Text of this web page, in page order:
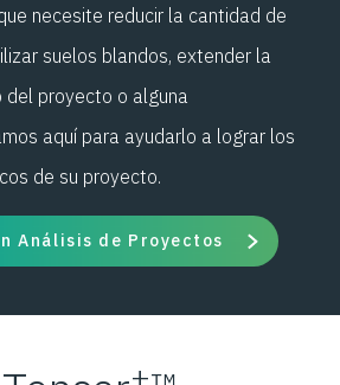
necesite reducir la cantidad de
suelos blandos, extender la
del proyecto o alguna
aquí para ayudarlo a lograr los
de su proyecto.
Análisis de Proyectos
+